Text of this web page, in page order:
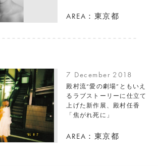
AREA：東京都
7 December 2018
殿村流“愛の劇場”ともいえ
るラブストーリーに仕立て
上げた新作展、殿村任香
「焦がれ死に」
AREA：東京都